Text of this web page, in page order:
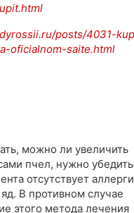
posts/4031-
oficialnom-saite.html
можно ли увеличить
пчел, нужно
отсутствует
В противном случае
этого метода лечения